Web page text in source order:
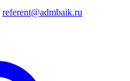
referent@admbaik.ru